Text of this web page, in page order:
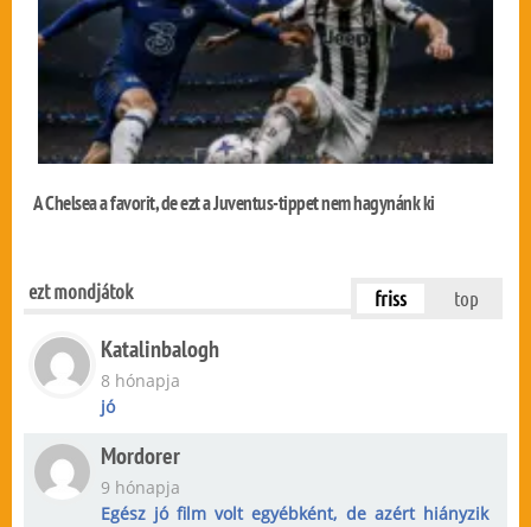
A Chelsea a favorit, de ezt a Juventus-tippet nem hagynánk ki
ezt mondjátok friss top
Katalinbalogh
8 hónapja
jó
Mordorer
9 hónapja
Egész jó film volt egyébként, de azért hiányzik